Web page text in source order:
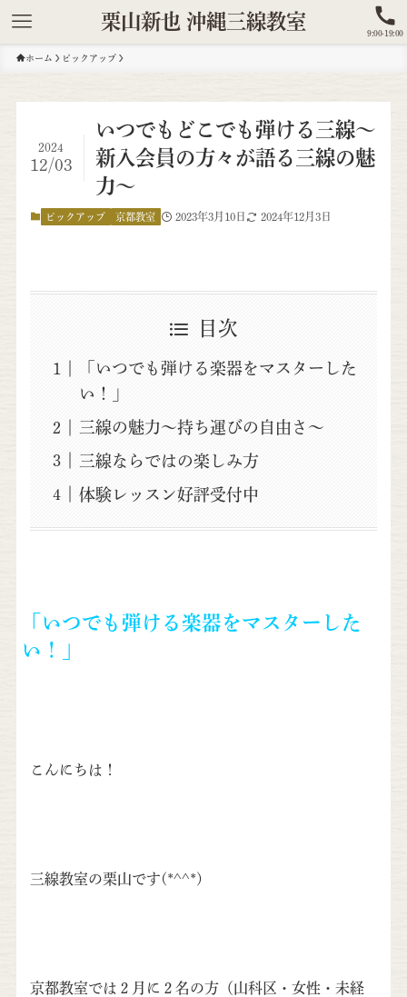
栗山新也 沖縄三線教室
9:00-19:00
ホーム ピックアップ
いつでもどこでも弾ける三線～
新入会員の方々が語る三線の魅
力～
2024
12/03
ピックアップ 京都教室 2023年3月10日 2024年12月3日
目次
「いつでも弾ける楽器をマスターした
い！」
三線の魅力～持ち運びの自由さ～
三線ならではの楽しみ方
体験レッスン好評受付中
「いつでも弾ける楽器をマスターした
い！」
こんにちは！
三線教室の栗山です(*^^*)
京都教室では２月に２名の方（山科区・女性・未経